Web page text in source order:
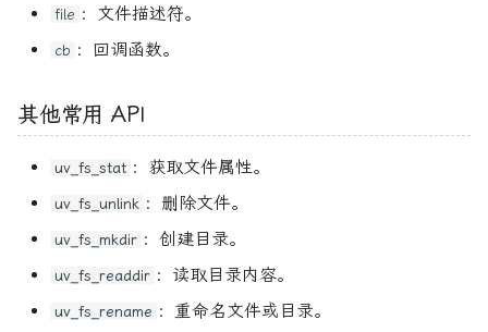
file ：文件描述符。
cb ：回调函数。
其他常用 API
uv_fs_stat ：获取文件属性。
uv_fs_unlink ：删除文件。
uv_fs_mkdir ：创建目录。
uv_fs_readdir ：读取目录内容。
uv_fs_rename ：重命名文件或目录。